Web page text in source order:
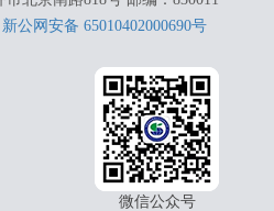
新公网安备 65010402000690号
微信公众号